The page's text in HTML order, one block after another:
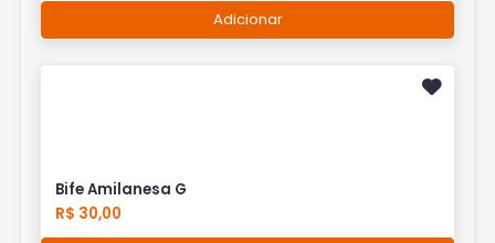
Adicionar
Bife Amilanesa G
R$ 30,00